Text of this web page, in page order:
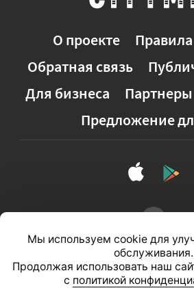
О проекте
Обратная связь
Для бизнеса
Партнеры
Предложение
Полная версия сайта
Мы используем cookie для
обслуживания.
Продолжая использовать наш
с политикой